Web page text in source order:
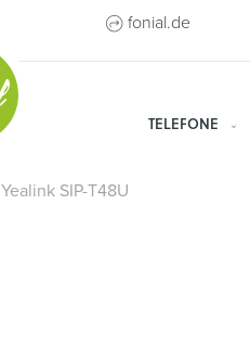
fonial.de
TELEFONE
Yealink SIP-T48U